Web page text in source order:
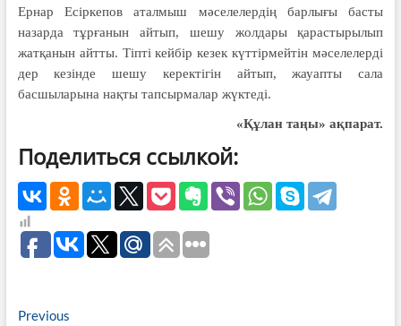
Ернар Есіркепов аталмыш мәселелердің барлығы басты
назарда тұрғанын айтып, шешу жолдары қарастырылып
жатқанын айтты. Тіпті кейбір кезек күттірмейтін мәселелерді
дер кезінде шешу керектігін айтып, жауапты сала
басшыларына нақты тапсырмалар жүктеді.
«Құлан таңы» ақпарат.
Поделиться ссылкой:
Навигация
PreviousPrevious